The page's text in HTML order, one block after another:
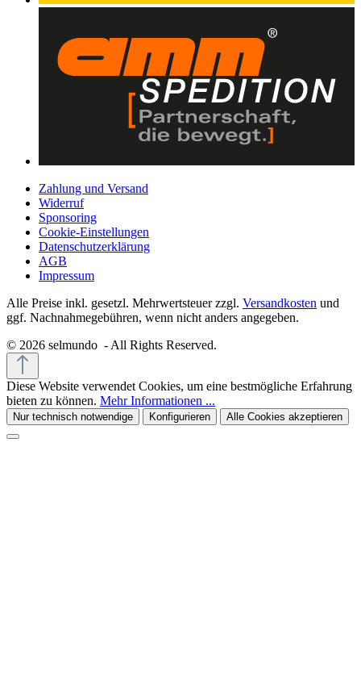
Zahlung und Versand
Widerruf
Sponsoring
Cookie-Einstellungen
Datenschutzerklärung
AGB
Impressum
Alle Preise inkl. gesetzl. Mehrwertsteuer zzgl. Versandkosten und
ggf. Nachnahmegebühren, wenn nicht anders angegeben.
© 2026 selmundo - All Rights Reserved.
Diese Website verwendet Cookies, um eine bestmögliche Erfahrung
bieten zu können. Mehr Informationen ...
Nur technisch notwendige Konfigurieren Alle Cookies akzeptieren